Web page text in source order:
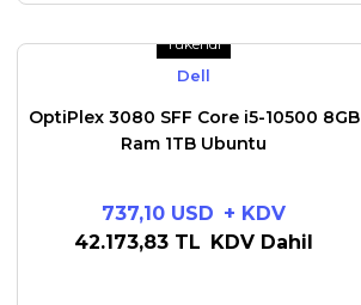
Tükendi
Dell
OptiPlex 3080 SFF Core i5-10500 8GB
Ram 1TB Ubuntu
737,10 USD + KDV
42.173,83 TL KDV Dahil